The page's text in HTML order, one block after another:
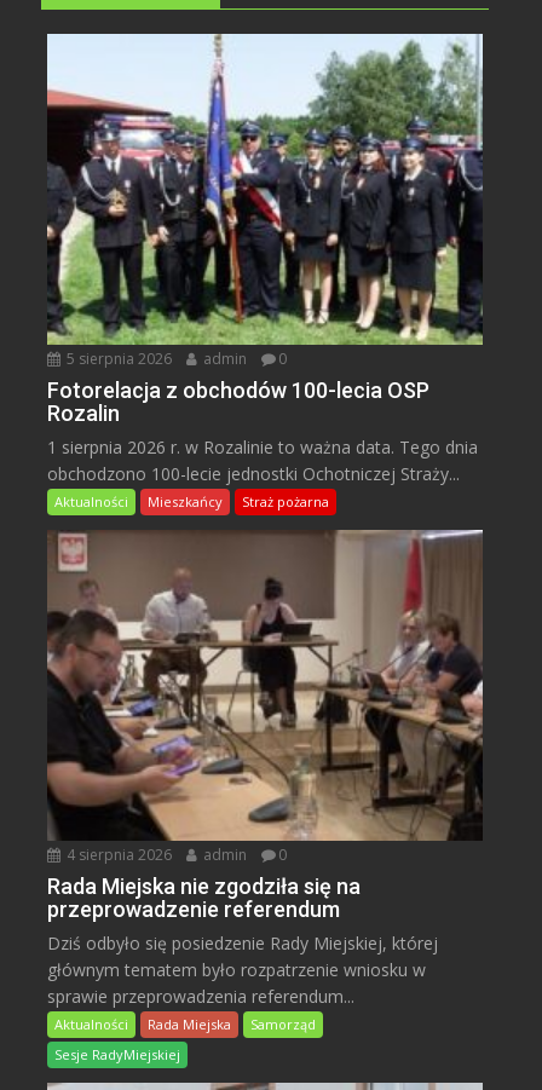
5 sierpnia 2026 admin 0
Fotorelacja z obchodów 100-lecia OSP
Rozalin
1 sierpnia 2026 r. w Rozalinie to ważna data. Tego dnia
obchodzono 100-lecie jednostki Ochotniczej Straży...
Aktualności Mieszkańcy Straż pożarna
4 sierpnia 2026 admin 0
Rada Miejska nie zgodziła się na
przeprowadzenie referendum
Dziś odbyło się posiedzenie Rady Miejskiej, której
głównym tematem było rozpatrzenie wniosku w
sprawie przeprowadzenia referendum...
Aktualności Rada Miejska
Samorząd
Sesje RadyMiejskiej